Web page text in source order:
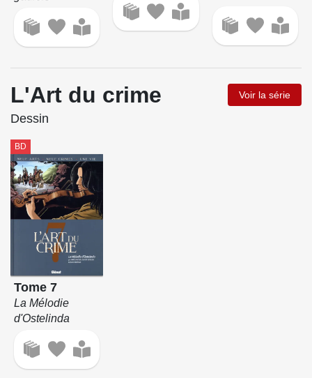
L'Art du crime Voir la série
Dessin
BD
Tome 7
La Mélodie
d'Ostelinda